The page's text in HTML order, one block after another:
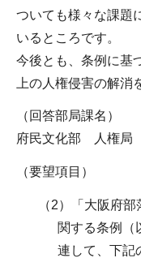
ついても様々な課題
いるところです。
今後とも、条例に基
上の人権侵害の解消
（回答部局課名）
府民文化部 人権局
（要望項目）
（2）「大阪府
関する条例（
連して、下記